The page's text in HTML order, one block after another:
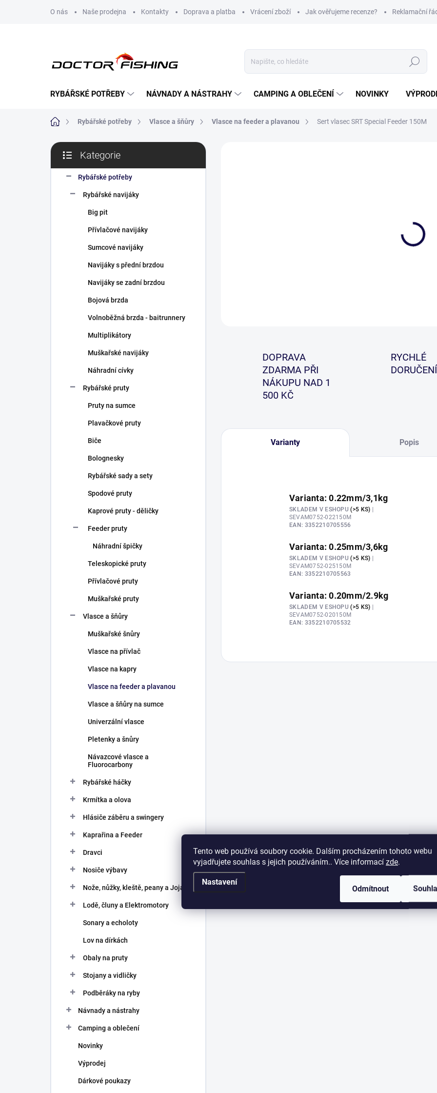
Tento web používá soubory cookie. Dalším procházením tohoto webu
vyjadřujete souhlas s jejich používáním.. Více informací zde.
Nastavení
Odmítnout
O nás Naše prodejna Kontakty Doprava a platba Vrácení zboží Jak ověřujeme recenze? Reklamační
Hledat
RYBÁŘSKÉ POTŘEBY NÁVNADY A NÁSTRAHY CAMPING A OBLEČENÍ NOVINKY
Domů Rybářské potřeby Vlasce a šňůry Vlasce na feeder a plavanou Sert vlasec SRT Special Feeder 150M
P
s
kategorie
Kategorie
Rybářské potřeby
Rybářské navijáky
Big pit
Přívlačové navijáky
Sumcové navijáky
Navijáky s přední brzdou
Navijáky se zadní brzdou
Bojová brzda
Volnoběžná brzda - baitrunnery
Multiplikátory
Muškařské navijáky
Náhradní cívky
Rybářské pruty
Pruty na sumce
Plavačkové pruty
Biče
Bolognesky
Rybářské sady a sety
Spodové pruty
Kaprové pruty - děličky
Feeder pruty
Náhradní špičky
Teleskopické pruty
Přívlačové pruty
Muškařské pruty
Vlasce a šňůry
Muškařské šnůry
Vlasce na přívlač
Vlasce na kapry
Vlasce na feeder a plavanou
Vlasce a šňůry na sumce
Univerzální vlasce
Pletenky a šnůry
Návazcové vlasce a
Fluorocarbony
Rybářské háčky
Krmítka a olova
Hlásiče záběru a swingery
Kaprařina a Feeder
Dravci
Nosiče výbavy
Nože, nůžky, kleště, peany a Joja
Lodě, čluny a Elektromotory
Sonary a echoloty
Lov na dírkách
Obaly na pruty
Stojany a vidličky
Podběráky na ryby
Návnady a nástrahy
Camping a oblečení
Novinky
Výprodej
Dárkové poukazy
DOPRAVA
ZDARMA PŘI
NÁKUPU NAD 1
500 KČ
RYCHLÉ
DORUČENÍ
Varianty Popis
Varianta: 0.22mm/3,1kg
SKLADEM V ESHOPU(>5 KS) |
SEVAM0752-022150M
EAN: 3352210705556
Varianta: 0.25mm/3,6kg
SKLADEM V ESHOPU(>5 KS) |
SEVAM0752-025150M
EAN: 3352210705563
Varianta: 0.20mm/2.9kg
SKLADEM V ESHOPU(>5 KS) |
SEVAM0752-020150M
EAN: 3352210705532